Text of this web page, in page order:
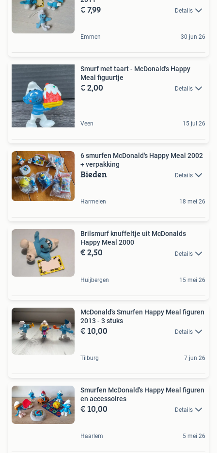
€ 7,99 Details
Emmen 30 jun 26
Smurf met taart - McDonald's Happy
Meal figuurtje
€ 2,00 Details
Veen 15 jul 26
6 smurfen McDonald's Happy Meal 2002
+ verpakking
Bieden Details
Harmelen 18 mei 26
Brilsmurf knuffeltje uit McDonalds
Happy Meal 2000
€ 2,50 Details
Huijbergen 15 mei 26
McDonald's Smurfen Happy Meal figuren
2013 - 3 stuks
€ 10,00 Details
Tilburg 7 jun 26
Smurfen McDonald's Happy Meal figuren
en accessoires
€ 10,00 Details
Haarlem 5 mei 26